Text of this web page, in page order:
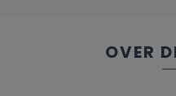
OVER